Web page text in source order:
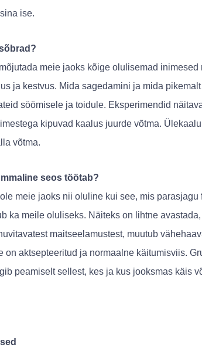
ise.
meie jaoks kõige olulisemad
ja kestvus. Mida sagedamini ja mida
söömisele ja toidule. Eksperimendid
kipuvad kaalus juurde võtma.
võtma.
seos töötab?
meie jaoks nii oluline kui see, mis
ka meile oluliseks. Näiteks on lihtne
maitseelamustest, muutub
on aktsepteeritud ja normaalne käitumisviis.
peamiselt sellest, kes ja kus jooksmas käis